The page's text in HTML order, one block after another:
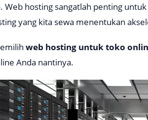
Web hosting sangatlah penting
yang kita sewa menentukan
web hosting untuk toko
Anda nantinya.